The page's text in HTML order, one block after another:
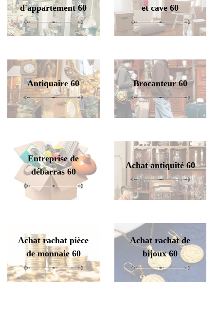
d'appartement 60
et cave 60
Antiquaire 60 Brocanteur 60
Entreprise de
débarras 60
Achat antiquité 60
Achat rachat pièce
de monnaie 60
Achat rachat de
bijoux 60